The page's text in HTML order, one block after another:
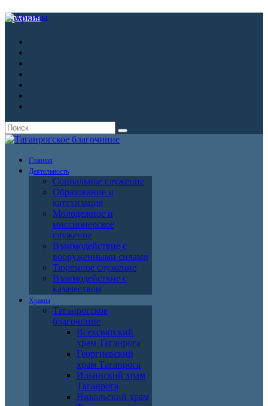
Архивы
Главная
Деятельность
Социальное служение
Образование и
катехизация
Молодежное и
миссионерское
служение
Взаимодействие с
вооруженными силами
Тюремное служение
Взаимодействие с
казачеством
Храмы
Таганрогское
благочиние
Всехсвятский
храм Таганрога
Георгиевский
храм Таганрога
Ильинский храм
Таганрога
Никольский храм